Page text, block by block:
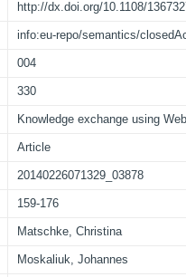
http://dx.doi.org/10.1108/
info:eu-repo/semantics/
004
330
Knowledge exchange using
Article
20140226071329_03878
159-176
Matschke, Christina
Moskaliuk, Johannes